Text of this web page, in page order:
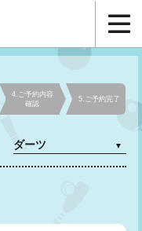
4.ご予約内容
確認
5.ご予約完了
▼